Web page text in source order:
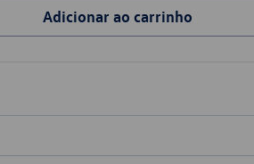
Adicionar ao carrinho